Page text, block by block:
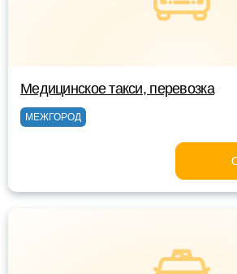
Медицинское такси, перевозка
МЕЖГОРОД